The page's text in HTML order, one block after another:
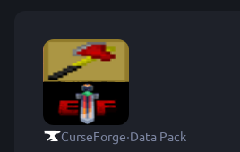
CurseForge·Data Pack